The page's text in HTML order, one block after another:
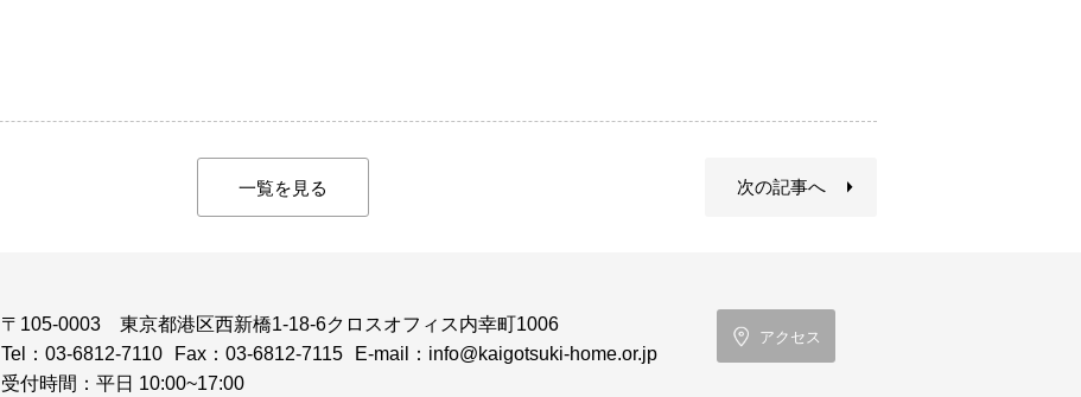
一覧を見る 次の記事へ
〒105-0003 東京都港区西新橋1-18-6クロスオフィス内幸町1006
Tel：03-6812-7110
Fax：03-6812-7115
E-mail：info@kaigotsuki-home.or.jp
受付時間：平日 10:00~17:00
アクセス